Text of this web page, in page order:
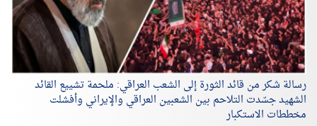
رسالة شكر من قائد الثورة إلى الشعب العراقي: ملحمة تشييع القائد
الشهيد جسّدت التلاحم بين الشعبين العراقي والإيراني وأفشلت
مخططات الاستكبار